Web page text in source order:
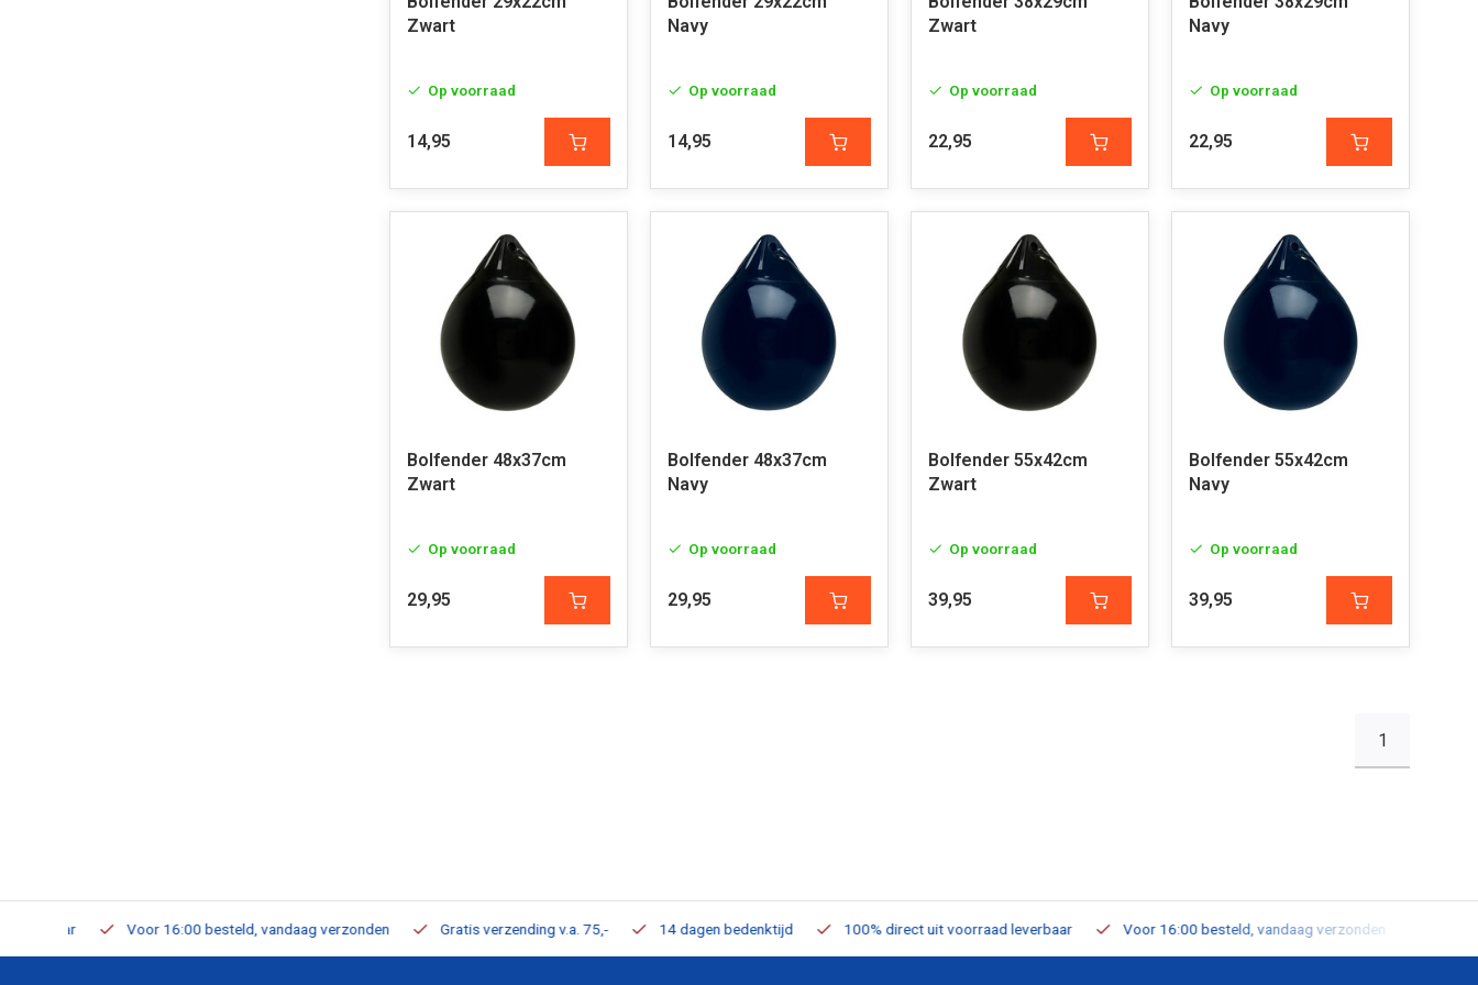
Zwart
Op voorraad
14,95
Navy
Op voorraad
14,95
Zwart
Op voorraad
22,95
Navy
Op voorraad
22,95
Bolfender 48x37cm
Zwart
Op voorraad
29,95
Bolfender 48x37cm
Navy
Op voorraad
29,95
Bolfender 55x42cm
Zwart
Op voorraad
39,95
Bolfender 55x42cm
Navy
Op voorraad
39,95
1
Voor 16:00 besteld, vandaag verzonden Gratis verzending v.a. 75,- 14 dagen bedenktijd 100% direct uit voorraad leverbaar Voor 16:00 besteld, vandaag verzonden